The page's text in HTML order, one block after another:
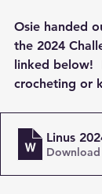
Osie handed
the 2024
linked below!
crocheting or
Linus
Download